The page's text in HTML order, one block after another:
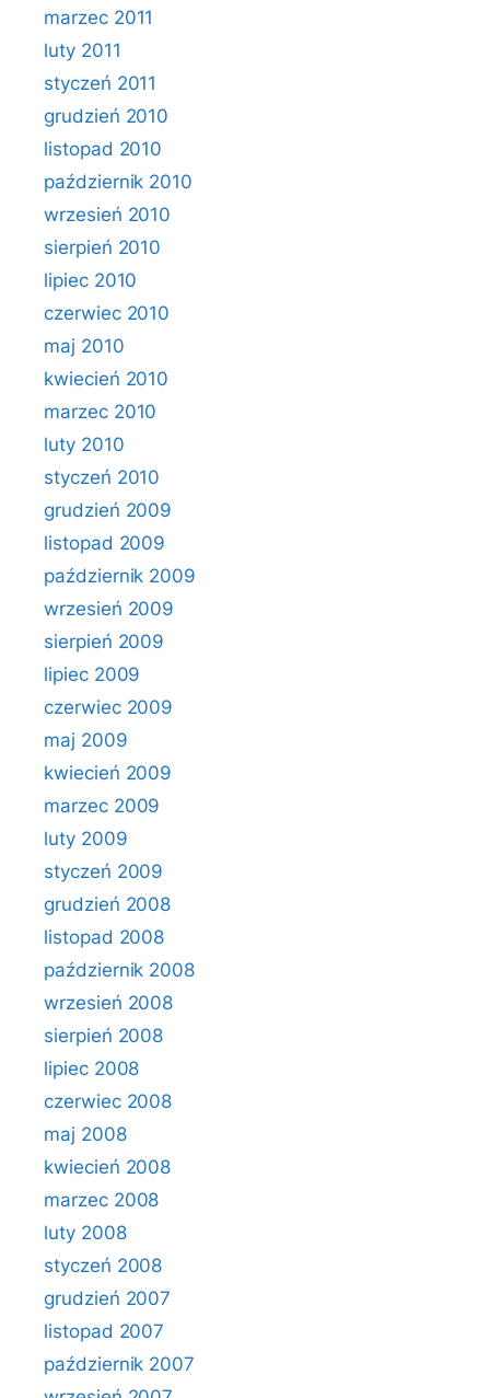
marzec 2011
luty 2011
styczeń 2011
grudzień 2010
listopad 2010
październik 2010
wrzesień 2010
sierpień 2010
lipiec 2010
czerwiec 2010
maj 2010
kwiecień 2010
marzec 2010
luty 2010
styczeń 2010
grudzień 2009
listopad 2009
październik 2009
wrzesień 2009
sierpień 2009
lipiec 2009
czerwiec 2009
maj 2009
kwiecień 2009
marzec 2009
luty 2009
styczeń 2009
grudzień 2008
listopad 2008
październik 2008
wrzesień 2008
sierpień 2008
lipiec 2008
czerwiec 2008
maj 2008
kwiecień 2008
marzec 2008
luty 2008
styczeń 2008
grudzień 2007
listopad 2007
październik 2007